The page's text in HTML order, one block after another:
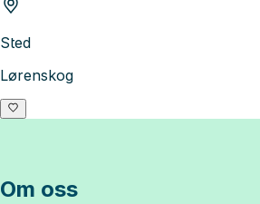
Sted
Lørenskog
Om oss